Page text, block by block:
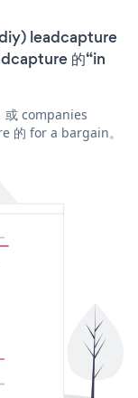
leadcapture
的“in
或 companies
的 for a bargain。